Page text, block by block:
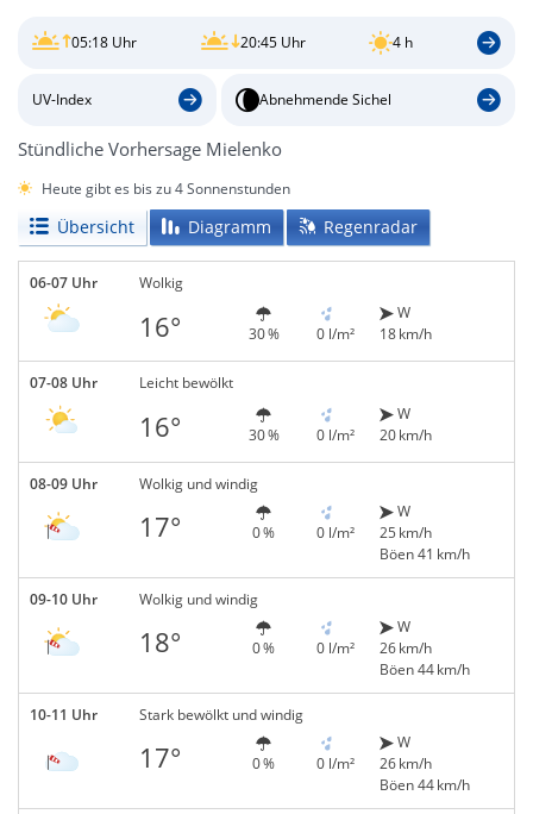
05:18 Uhr 20:45 Uhr 4 h
UV-Index Abnehmende Sichel
Stündliche Vorhersage Mielenko
Heute gibt es bis zu 4 Sonnenstunden
Übersicht Diagramm Regenradar
06-07 Uhr Wolkig
16° 30 % 0 l/m²
W
18 km/h
07-08 Uhr Leicht bewölkt
16° 30 % 0 l/m²
W
20 km/h
08-09 Uhr Wolkig und windig
17° 0 % 0 l/m²
W
25 km/h
Böen 41 km/h
09-10 Uhr Wolkig und windig
18° 0 % 0 l/m²
W
26 km/h
Böen 44 km/h
10-11 Uhr Stark bewölkt und windig
17° 0 % 0 l/m²
W
26 km/h
Böen 44 km/h